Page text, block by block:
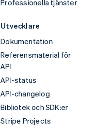
Professionella tjänster
Utvecklare
Dokumentation
Referensmaterial för
API
API-status
API-changelog
Bibliotek och SDK:er
Stripe Projects